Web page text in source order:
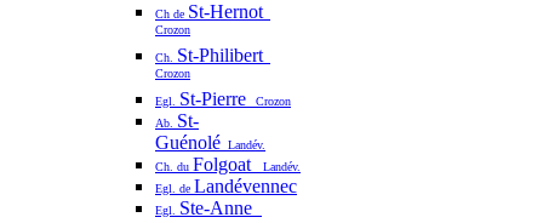
Ch de St-Hernot
Crozon
Ch. St-Philibert
Crozon
Egl. St-Pierre
Crozon
Ab. St-
Guénolé Landév.
Ch. du Folgoat
Landév.
Egl. de Landévennec
Egl. Ste-Anne